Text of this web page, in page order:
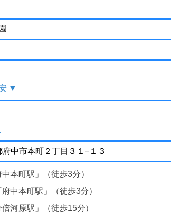
▼
中市本町２丁目３１−１３
本町駅」（徒歩3分）
中本町駅」（徒歩3分）
河原駅」（徒歩15分）